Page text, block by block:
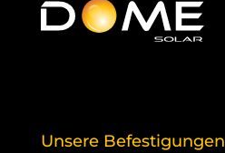
Unsere Befestigungen